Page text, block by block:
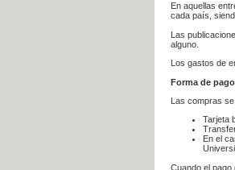
En aquellas
cada país,
Las
alguno.
Los gastos de
Forma de pago
Las compras
Tarjeta
En el
Cuando el